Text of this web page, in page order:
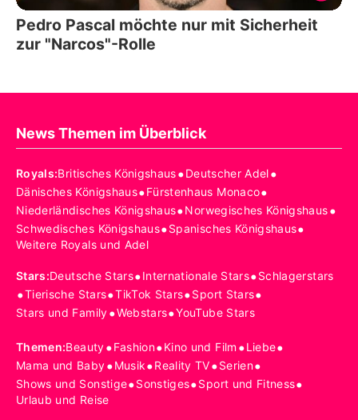
Pedro Pascal möchte nur mit Sicherheit
zur "Narcos"-Rolle
News Themen im Überblick
Royals:Britisches Königshaus•Deutscher Adel•
Dänisches Königshaus•Fürstenhaus Monaco•
Niederländisches Königshaus•Norwegisches Königshaus•
Schwedisches Königshaus•Spanisches Königshaus•
Weitere Royals und Adel
Stars:Deutsche Stars•Internationale Stars•Schlagerstars
•Tierische Stars•TikTok Stars•Sport Stars•
Stars und Family•Webstars•YouTube Stars
Themen:Beauty•Fashion•Kino und Film •Liebe•
Mama und Baby•Musik•Reality TV•Serien•
Shows und Sonstige•Sonstiges•Sport und Fitness•
Urlaub und Reise